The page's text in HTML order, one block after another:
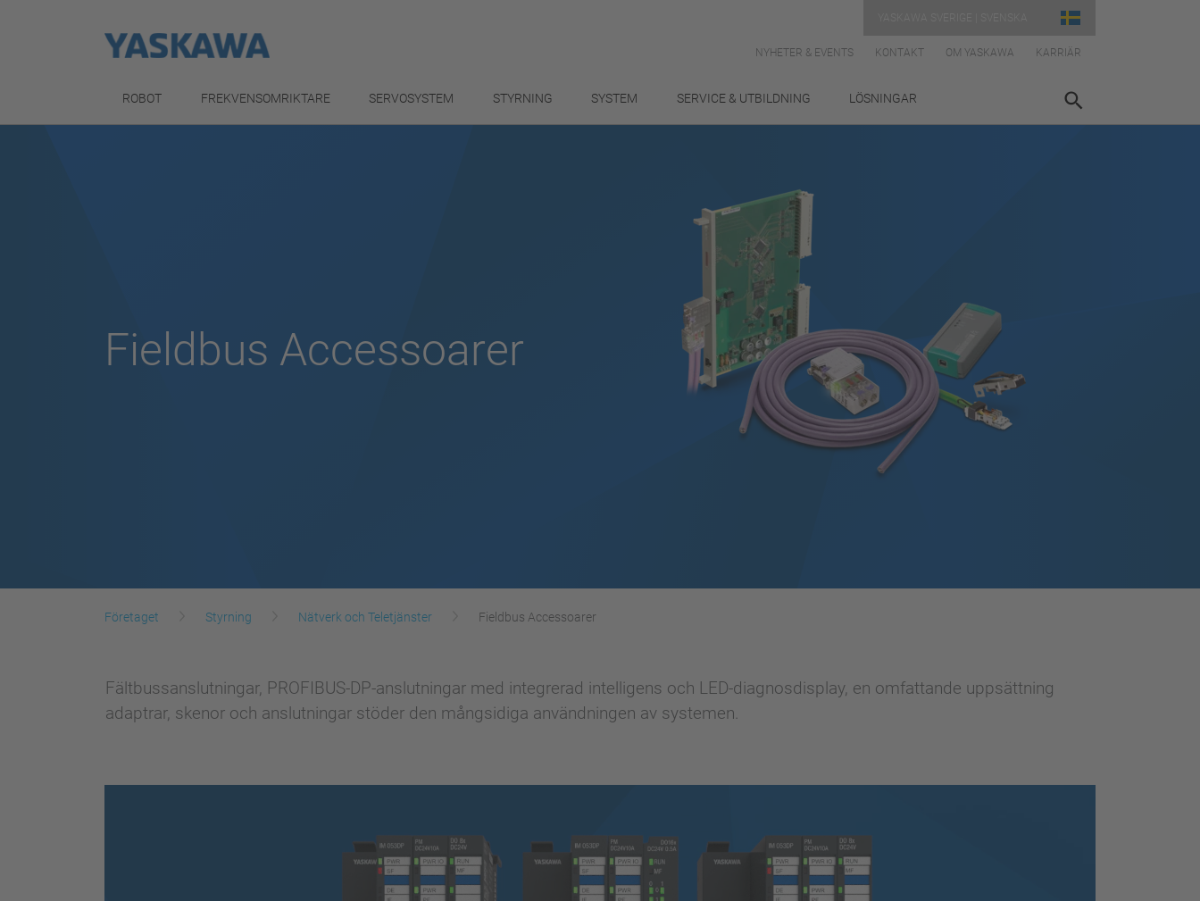
NYHETER & EVENTS KONTAKT OM YASKAWA KARRIÄR
ROBOT FREKVENSOMRIKTARE SERVOSYSTEM STYRNING SYSTEM SERVICE & UTBILDNING LÖSNINGAR
Fieldbus Accessoarer
Företaget Styrning Nätverk och Teletjänster Fieldbus Accessoarer
Fältbussanslutningar, PROFIBUS-DP-anslutningar med integrerad intelligens och LED-diagnosdisplay, en omfattande uppsättning
adaptrar, skenor och anslutningar stöder den mångsidiga användningen av systemen.